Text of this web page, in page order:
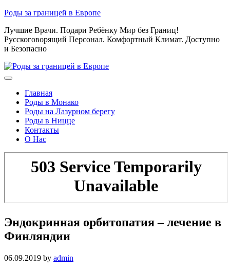
Skip
content
Роды за границей в Европе
Лучшие Врачи. Подари Ребёнку Мир без Границ!
Русскоговорящий Персонал. Комфортный Климат. Доступно
и Безопасно
Главная
Роды в Монако
Роды на Лазурном берегу
Роды в Ницце
Контакты
О Нас
Эндокринная орбитопатия – лечение в
Финляндии
06.09.2019 by admin